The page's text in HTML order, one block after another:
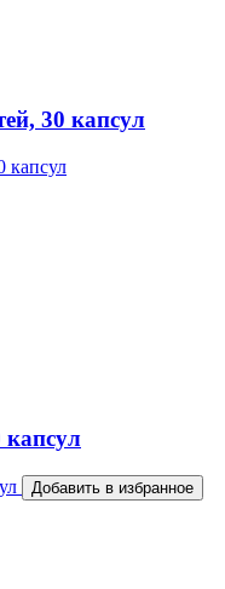
30 капсул
Добавить в избранное